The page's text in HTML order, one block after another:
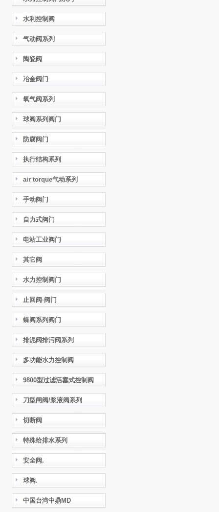
水利控制阀
气动阀系列
陶瓷阀
冶金阀门
氧气阀系列
球阀系列阀门
防腐阀门
执行结构系列
air torque气动系列
手动阀门
自力式阀门
电站工业阀门
其它阀
水力控制阀门
止回阀·阀门
蝶阀系列阀门
排泥阀排污阀系列
多功能水力控制阀
9800型过滤活塞式控制阀
刀型闸阀/浆液阀系列
切断阀
特殊给排水系列
安全阀.
球阀.
中国台湾中鼎MD